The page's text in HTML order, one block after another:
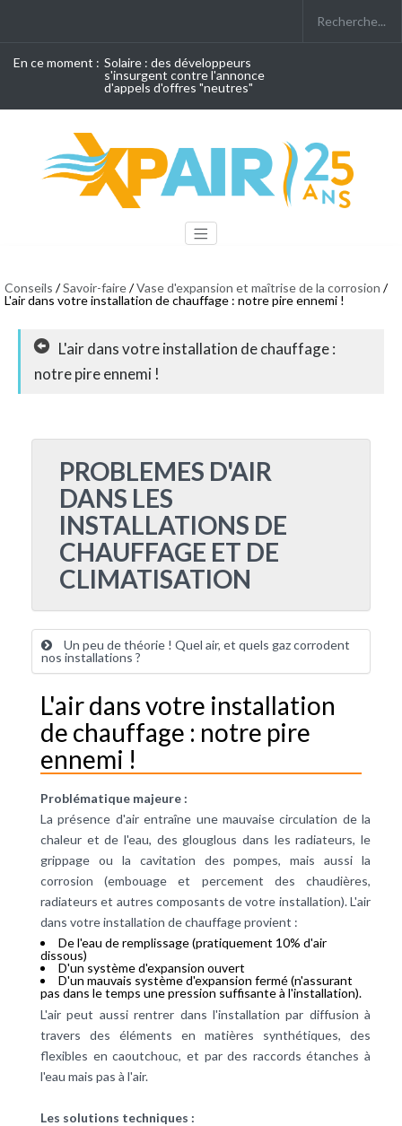
En ce moment : Solaire : des développeurs
s'insurgent contre l'annonce
d'appels d'offres "neutres"
Conseils /Savoir-faire/Vase d'expansion et maîtrise de la corrosion /
L'air dans votre installation de chauffage : notre pire ennemi !
L'air dans votre installation de chauffage :
notre pire ennemi !
PROBLEMES D'AIR
DANS LES
INSTALLATIONS DE
CHAUFFAGE ET DE
CLIMATISATION
Un peu de théorie ! Quel air, et quels gaz corrodent
nos installations ?
L'air dans votre installation
de chauffage : notre pire
ennemi !
Problématique majeure :
La présence d'air entraîne une mauvaise circulation de la
chaleur et de l'eau, des glouglous dans les radiateurs, le
grippage ou la cavitation des pompes, mais aussi la
corrosion (embouage et percement des chaudières,
radiateurs et autres composants de votre installation). L'air
dans votre installation dechauffageprovient :
De l'eau de remplissage (pratiquement 10% d'air
dissous)
D'un système d'expansion ouvert
D'un mauvais système d'expansion fermé (n'assurant
pas dans le temps une pression suffisante à l'installation).
L'air peut aussi rentrer dans l'installation par diffusion à
travers des éléments en matières synthétiques, des
flexibles en caoutchouc, et par des raccords étanches à
l'eau mais pas à l'air.
Les solutions techniques :